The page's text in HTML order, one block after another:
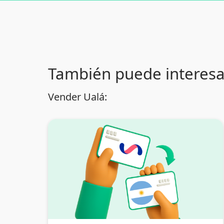
También puede
Vender Ualá: